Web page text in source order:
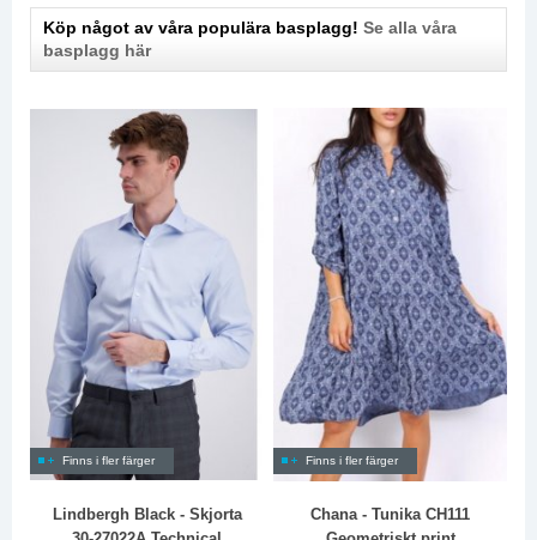
Köp något av våra populära basplagg! Se alla våra
basplagg här
Finns i fler färger
Lindbergh Black - Skjorta
Finns i fler färger
Chana - Tunika CH111